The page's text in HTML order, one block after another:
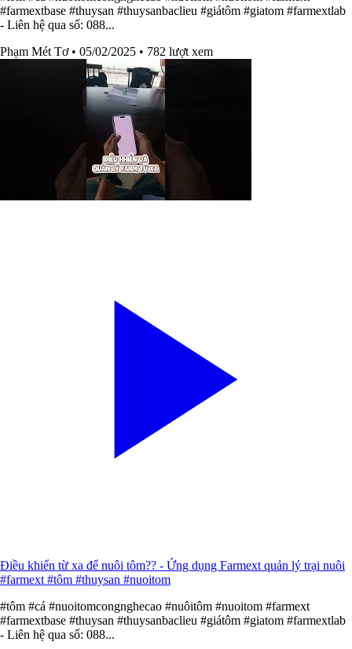
#farmextbase #thuysan #thuysanbaclieu #giátôm #giatom #farmextlab
- Liên hệ qua số: 088...
Phạm Mét Tơ • 05/02/2025 • 782 lượt xem
Điều khiển từ xa để nuôi tôm?? - Ứng dụng Farmext quản lý trại nuôi
#farmext #tôm #thuysan #nuoitom
#tôm #cá #nuoitomcongnghecao #nuôitôm #nuoitom #farmext
#farmextbase #thuysan #thuysanbaclieu #giátôm #giatom #farmextlab
- Liên hệ qua số: 088...